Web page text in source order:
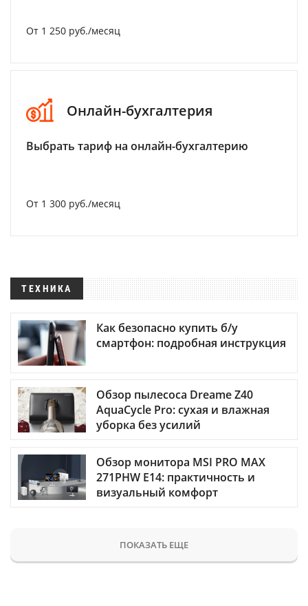
От 1 250 руб./месяц
Онлайн-бухгалтерия
Выбрать тариф на онлайн-бухгалтерию
От 1 300 руб./месяц
ТЕХНИКА
Как безопасно купить б/у
смартфон: подробная инструкция
Обзор пылесоса Dreame Z40
AquaCycle Pro: сухая и влажная
уборка без усилий
Обзор монитора MSI PRO MAX
271PHW E14: практичность и
визуальный комфорт
ПОКАЗАТЬ ЕЩЕ